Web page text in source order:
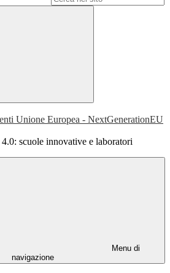
Unione Europea - NextGenerationEU
scuole innovative e laboratori
Menu di
navigazione